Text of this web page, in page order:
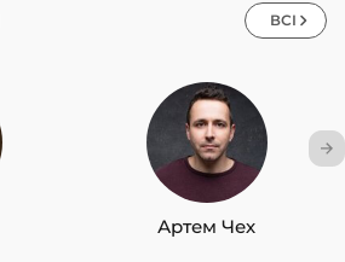
ВСІ
Артем Чех